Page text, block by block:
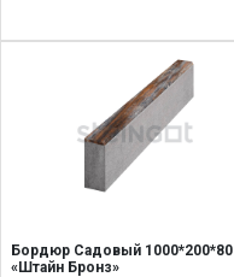
Бордюр Садовый 1000*200*80
«Штайн Бронз»